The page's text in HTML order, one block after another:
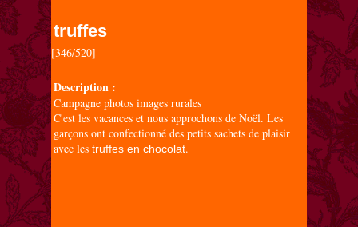
truffes
[346/520]
Description :
Campagne photos images rurales
C'est les vacances et nous approchons de Noël. Les
garçons ont confectionné des petits sachets de plaisir
avec lestruffes en chocolat.